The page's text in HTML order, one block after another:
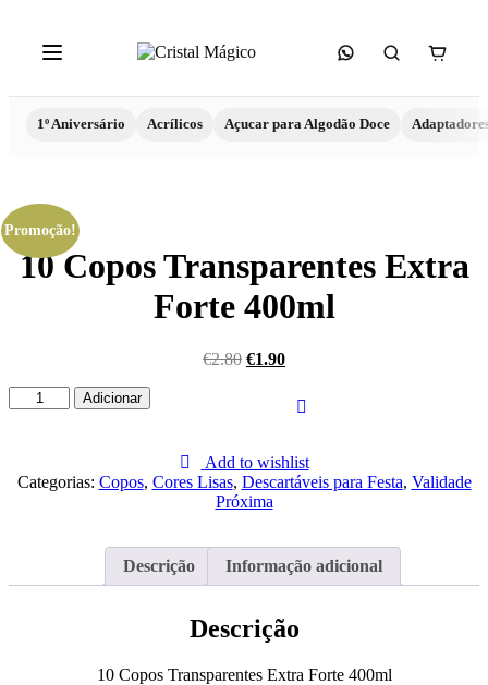
1º Aniversário Acrílicos Açucar para Algodão Doce
Promoção!
10 Copos Transparentes Extra
Forte 400ml
€2.80 €1.90
Quantidade
de
Transparentes
Extra
Adicionar
Add to wishlist
Categorias: Copos, Cores Lisas, Descartáveis para Festa, Validade
Próxima
Descrição Informação adicional
Descrição
10 Copos Transparentes Extra Forte 400ml